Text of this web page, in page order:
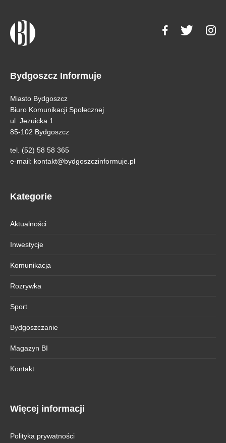
Bydgoszcz Informuje
Miasto Bydgoszcz
Biuro Komunikacji Społecznej
ul. Jezuicka 1
85-102 Bydgoszcz
tel. (52) 58 58 365
e-mail: kontakt@bydgoszczinformuje.pl
Kategorie
Aktualności
Inwestycje
Komunikacja
Rozrywka
Sport
Bydgoszczanie
Magazyn BI
Kontakt
Więcej informacji
Polityka prywatności